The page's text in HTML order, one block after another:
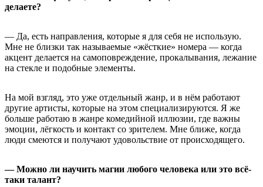
делаете?
— Да, есть направления, которые я для себя не использую.
Мне не близки так называемые «жёсткие» номера — когда
акцент делается на самоповреждение, прокалывания, лежание
на стекле и подобные элементы.
На мой взгляд, это уже отдельный жанр, и в нём работают
другие артисты, которые на этом специализируются. Я же
больше работаю в жанре комедийной иллюзии, где важны
эмоции, лёгкость и контакт со зрителем. Мне ближе, когда
люди смеются и получают удовольствие от происходящего.
— Можно ли научить магии любого человека или это всё-
таки талант?